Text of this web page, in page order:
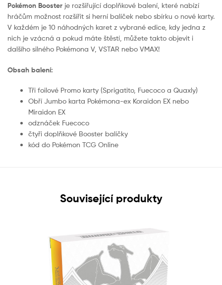
Pokémon Booster je rozšiřující doplňkové balení, které nabízí
hráčům možnost rozšířit si herní balíček nebo sbírku o nové karty.
V každém je 10 náhodných karet z vybrané edice, kdy jedna z
nich je vzácná a pokud máte štěstí, můžete takto objevit i
dalšího silného Pokémona V, VSTAR nebo VMAX!
Obsah balení:
Tři foilové Promo karty (Sprigatito, Fuecoco a Quaxly)
Obří Jumbo karta Pokémona-ex Koraidon EX nebo
Miraidon EX
odznáček Fuecoco
čtyři doplňkové Booster balíčky
kód do Pokémon TCG Online
Související produkty